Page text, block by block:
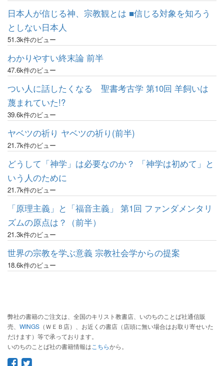
日本人が信じる神、宗教観とは ■信じる対象を知ろう
としない日本人
51.3k件のビュー
わかりやすい終末論 前半
47.6k件のビュー
つい人に話したくなる 聖書考古学 第10回 羊飼いは
蔑まれていた!?
39.6k件のビュー
ヤベツの祈り ヤベツの祈り(前半)
21.7k件のビュー
どうして「神学」は必要なのか？ 「神学は初めて」と
いう人のために
21.7k件のビュー
「原理主義」と「福音主義」 第1回 ファンダメンタリ
ズムの原点は？（前半）
21.3k件のビュー
世界の宗教を学ぶ意義 宗教社会学からの提案
18.6k件のビュー
弊社の書籍のご注文は、全国のキリスト教書店、いのちのことば社通信販
売、 WINGS （ＷＥＢ店）、お近くの書店（店頭に無い場合はお取り寄せいた
だけます）等で承っております。
いのちのことば社の書籍情報は こちらから。